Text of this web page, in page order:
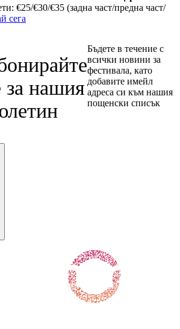
€25/€30/€35 (задна част/предна част/
сега
за нашия
Бъдете в течение с
всички новини за
фестивала, като
добавите имейл
адреса си към нашия
пощенски списък